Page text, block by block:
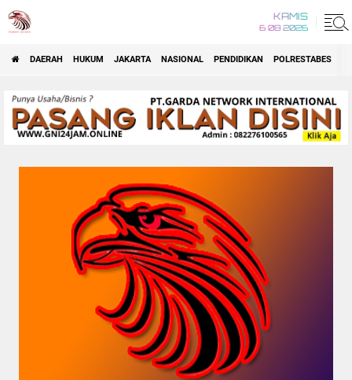
KAMIS
6 08 2026
DAERAH HUKUM JAKARTA NASIONAL PENDIDIKAN POLRESTABES